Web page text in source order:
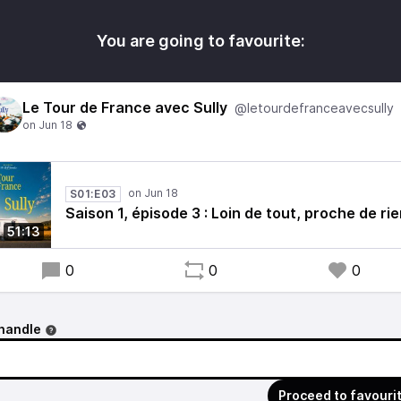
You are going to favourite:
Le Tour de France avec Sully @letourdefranceavecsully
51:13
S01:E03
Saison 1, épisode 3 : Loin de tout, proche de
0 0 0
Proceed to